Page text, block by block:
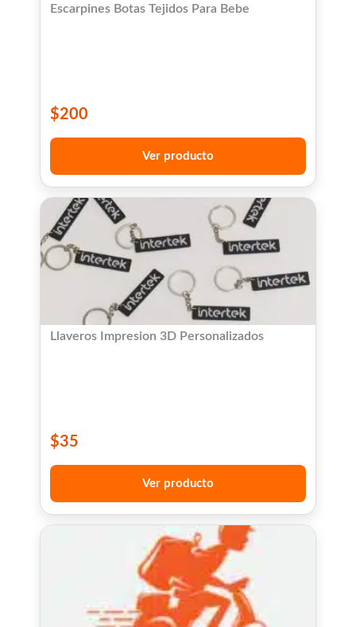
Escarpines Botas Tejidos Para Bebe
$200
Ver producto
Llaveros Impresion 3D Personalizados
$35
Ver producto